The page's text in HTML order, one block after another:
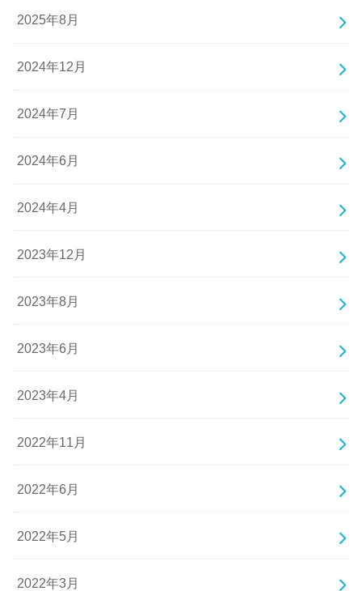
2025年8月
2024年12月
2024年7月
2024年6月
2024年4月
2023年12月
2023年8月
2023年6月
2023年4月
2022年11月
2022年6月
2022年5月
2022年3月